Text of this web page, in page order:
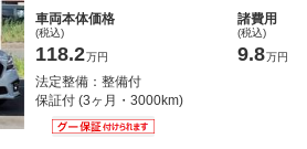
車両本体価格
(税込)
118.2万円
諸費用
(税込)
9.8万円
法定整備：整備付
保証付 (3ヶ月・3000km)